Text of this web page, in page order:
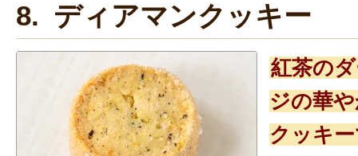
8. ディアマンクッキー
紅茶の
ジの華
クッキ